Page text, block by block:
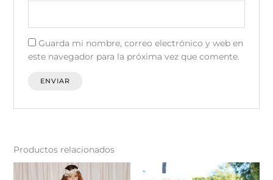
Guarda mi nombre, correo electrónico y web en
este navegador para la próxima vez que comente.
Productos relacionados
Este
precio precio